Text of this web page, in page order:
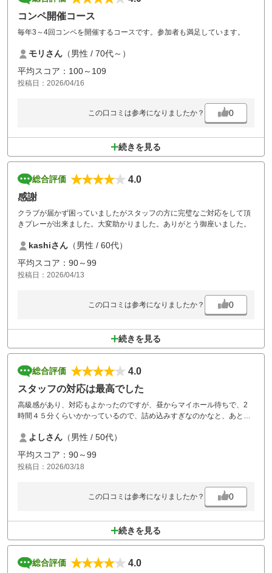
コンペ開催コース
毎年3～4回コンペを開催するコースです。参加者も満足しています。
モリさん （男性 / 70代～）
平均スコア：100～109
投稿日：2026/04/16
この口コミは参考になりましたか？ 0
続きを見る
総合評価
4.0
感謝
クラブが届かず困っていましたがスタッフの方に完璧なご対応をして頂
きプレーが出来ました。大変助かりました。ありがとう御座いました。
kashiさん （男性 / 60代）
平均スコア：90～99
投稿日：2026/04/13
この口コミは参考になりましたか？ 0
続きを見る
総合評価
4.0
スタッフの対応は最高でした
高級感があり、対応もよかったのですが、昼からマイホール待ちで、2
時間４５分くらいかかっているので、詰め込みすぎなのかなと、あと前
ていて、グリーンでも時間かかってた、どういう基準でバックティーの
許可がでているのかとおもいました
よしさん （男性 / 50代）
平均スコア：90～99
投稿日：2026/03/18
この口コミは参考になりましたか？ 0
続きを見る
総合評価
4.0